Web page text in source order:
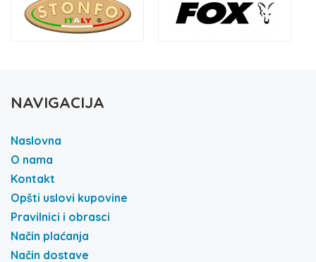
NAVIGACIJA
Naslovna
O nama
Kontakt
Opšti uslovi kupovine
Pravilnici i obrasci
Način plaćanja
Način dostave